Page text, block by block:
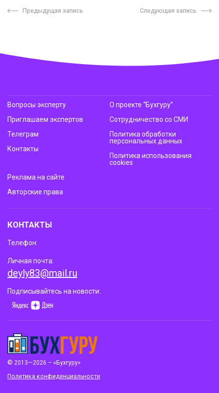
Предыдущая запись Следующая запись
© 2013—2026 – «Бухгуру»
Политика конфиденциальности
Вопросы эксперту
Приглашаем экспертов
Телеграм
Контакты
О проекте “Бухгуру”
Сотрудничество со СМИ
Политика обработки
персональных данных
Политика использования
cookies
Реклама на сайте
Авторские права
КОНТАКТЫ
Телефон:
Личная почта:
deyly83@mail.ru
Подписывайтесь на новости: